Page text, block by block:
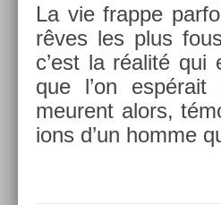
La vie frap­pe
rêves les plus
c’est la réalité
que l’on
meurent alors,
ions d’un homme